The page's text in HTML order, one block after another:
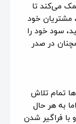
می‌کند تا
مشتریان خود
سود خود را
در صدر
تمام تلاش
به هر حال
با فراگیر شدن